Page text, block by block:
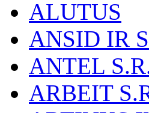
ALUTUS
ANSID IR
ANTEL
ARBEIT